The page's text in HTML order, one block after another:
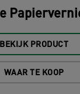
BEKIJK PRODUCT
WAAR TE KOOP